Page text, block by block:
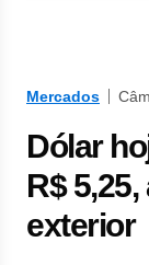
Mercados
Dólar
R$
exterior